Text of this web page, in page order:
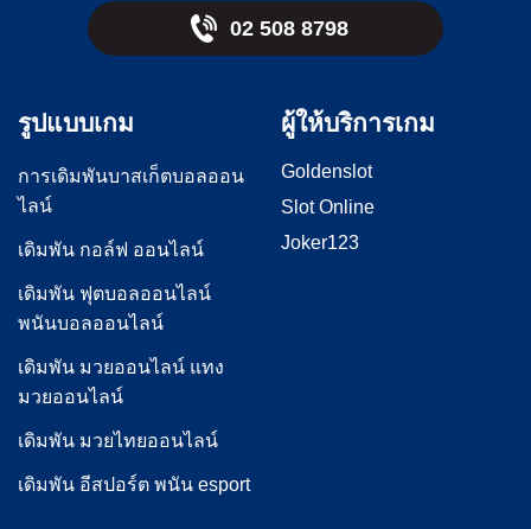
02 508 8798
รูปแบบเกม
การเดิมพันบาสเก็ตบอลออน
ไลน์
เดิมพัน กอล์ฟ ออนไลน์
เดิมพัน ฟุตบอลออนไลน์
พนันบอลออนไลน์
เดิมพัน มวยออนไลน์ แทง
มวยออนไลน์
เดิมพัน มวยไทยออนไลน์
เดิมพัน อีสปอร์ต พนัน esport
ผู้ให้บริการเกม
Goldenslot
Slot Online
Joker123